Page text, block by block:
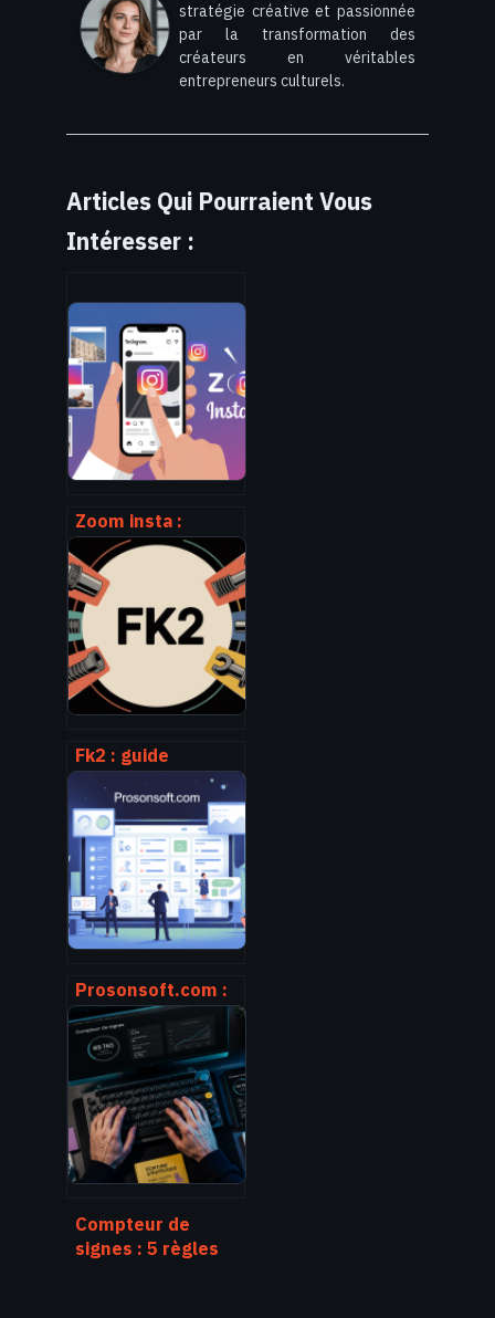
stratégie créative et passionnée
par la transformation des
créateurs en véritables
entrepreneurs culturels.
Articles Qui Pourraient Vous
Intéresser :
Zoom insta :
comment utiliser
le zoom sur
instagram comme
un pro
Fk2 : guide
complet pour
comprendre,
choisir et bien
utiliser cette
référence
Prosonsoft.com :
avis,
fonctionnalités et
usages concrets
pour votre
entreprise
Compteur de
signes : 5 règles